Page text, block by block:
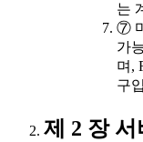
는
⑦
가
며,
구
제 2 장